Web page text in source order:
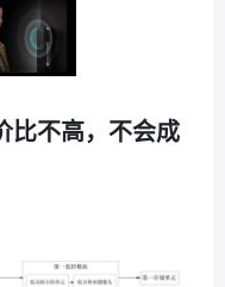
比不高，不会成